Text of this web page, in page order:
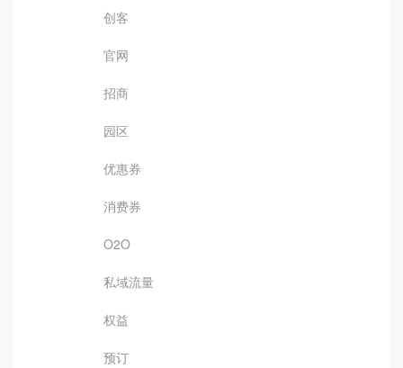
创客
官网
招商
园区
优惠券
消费券
O2O
私域流量
权益
预订